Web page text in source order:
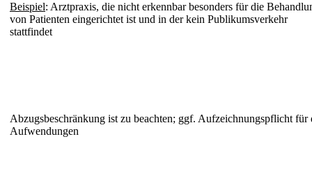
Beispiel: Arztpraxis, die nicht erkennbar besonders für die
von Patienten eingerichtet ist und in der kein Publikumsverkehr
stattfindet
Abzugsbeschränkung ist zu beachten; ggf. Aufzeichnungspflicht für
Aufwendungen